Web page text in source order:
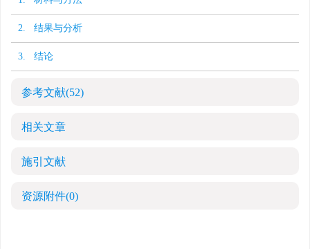
2. 结果与分析
3. 结论
参考文献(52)
相关文章
施引文献
资源附件(0)